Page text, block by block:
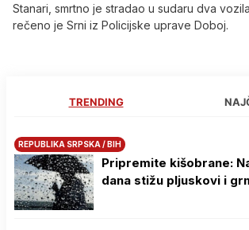
Stanari, smrtno je stradao u sudaru dva
rečeno je Srni iz Policijske uprave Doboj.
TRENDING
REPUBLIKA SRPSKA / BIH
Pripremite kišobrane:
dana stižu pljuskovi i